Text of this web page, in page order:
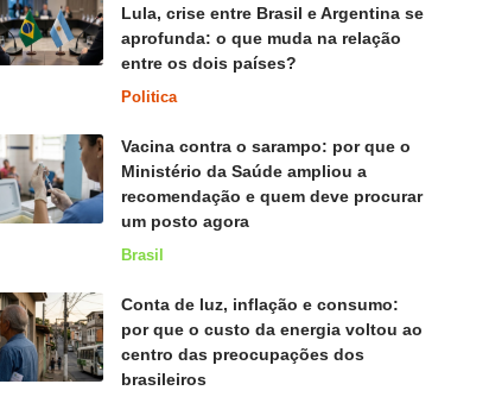
Lula, crise entre Brasil e Argentina se
aprofunda: o que muda na relação
entre os dois países?
Politica
Vacina contra o sarampo: por que o
Ministério da Saúde ampliou a
recomendação e quem deve procurar
um posto agora
Brasil
Conta de luz, inflação e consumo:
por que o custo da energia voltou ao
centro das preocupações dos
brasileiros